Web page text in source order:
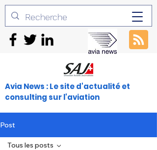
Avia News : Le site d'actualité et
consulting sur l'aviation
Post
Tous les posts